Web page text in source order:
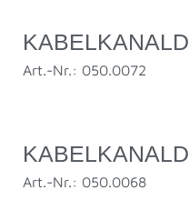
Art.-Nr.: 050.0072
Art.-Nr.: 050.0068